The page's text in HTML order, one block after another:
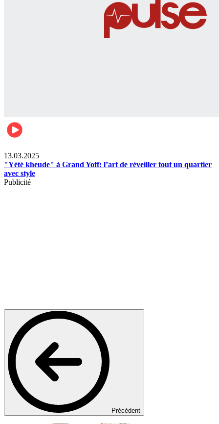
13.03.2025
"Yété kheude" à Grand Yoff: l’art de réveiller tout un quartier
avec style
Publicité
Précédent